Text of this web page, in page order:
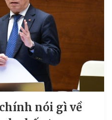
nói gì về